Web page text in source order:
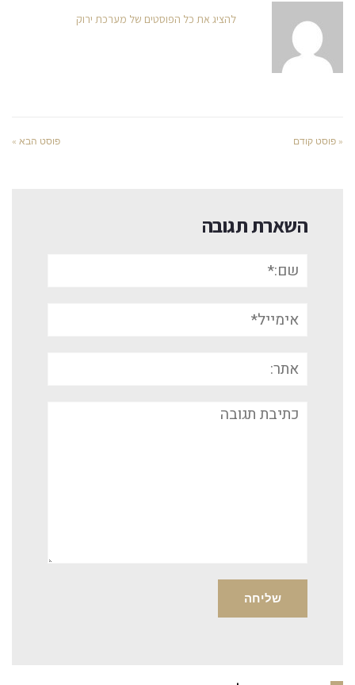
להציג את כל הפוסטים של מערכת ירוק
« פוסט קודם פוסט הבא »
השארת תגובה
אימייל*
תגובה